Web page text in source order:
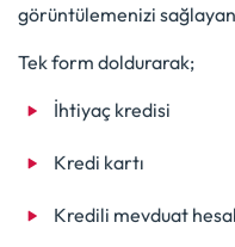
görüntülemenizi
Tek form doldurarak;
İhtiyaç kredisi
Kredi kartı
Kredili mevduat